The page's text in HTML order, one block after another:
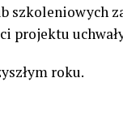
projektu
roku.